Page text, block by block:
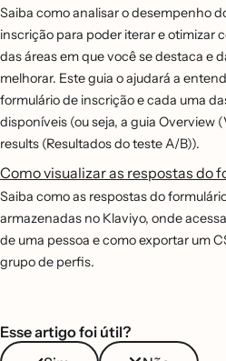
Saiba como analisar o desempenho
inscrição para poder iterar e otimizar
das áreas em que você se destaca e
melhorar. Este guia o ajudará a
formulário de inscrição e cada uma
disponíveis (ou seja, a guia Overview
results (Resultados do teste A/B)).
Como visualizar as respostas do
Saiba como as respostas do
armazenadas no Klaviyo, onde
de uma pessoa e como exportar um
grupo de perfis.
Esse artigo foi útil?